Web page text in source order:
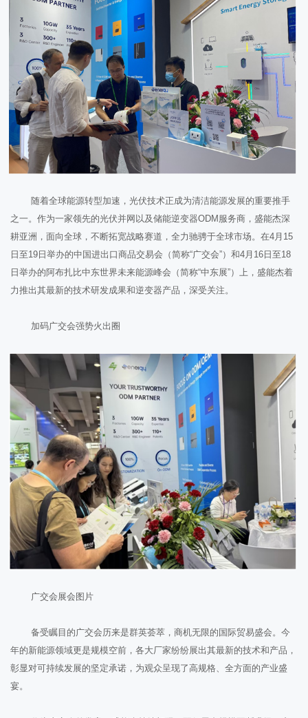
随着全球能源转型加速，光伏技术正成为清洁能源发展的重要推手
之一。作为一家领先的光伏并网以及储能逆变器ODM服务商，盛能杰深
耕亚洲，面向全球，不断拓宽战略赛道，全力驰骋于全球市场。在4月15
日至19日举办的中国进出口商品交易会（简称“广交会”）和4月16日至18
日举办的阿布扎比中东世界未来能源峰会（简称“中东展”）上，盛能杰着
力推出其最新的技术研发成果和逆变器产品，深受关注。
加码广交会强势火出圈
广交会展会图片
备受瞩目的广交会历来是群英荟萃，商机无限的国际贸易盛会。今
年的新能源领域更是规模空前，各大厂家纷纷展出其最新的技术和产品，
彰显对可持续发展的坚定承诺，为观众呈现了高规格、全方面的产业盛
宴。